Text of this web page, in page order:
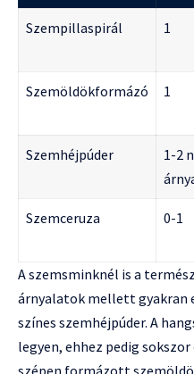
Szempillaspirál 1
Szemöldökformázó 1
Szemhéjpúder
1-2
Szemceruza 0-1
A szemsminknél is a
árnyalatok mellett gyakran
színes szemhéjpúder. A
legyen, ehhez pedig